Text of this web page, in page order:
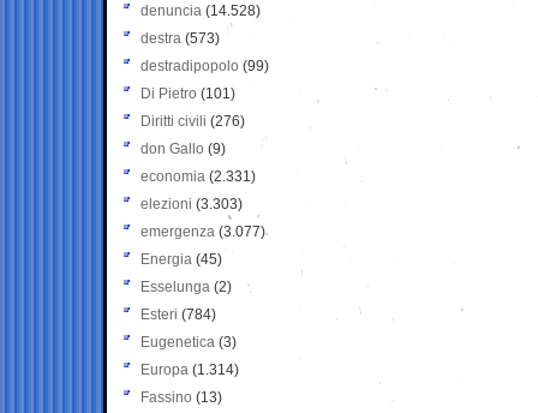
denuncia (14.528)
destra (573)
destradipopolo (99)
Di Pietro (101)
Diritti civili (276)
don Gallo (9)
economia (2.331)
elezioni (3.303)
emergenza (3.077)
Energia (45)
Esselunga (2)
Esteri (784)
Eugenetica (3)
Europa (1.314)
Fassino (13)